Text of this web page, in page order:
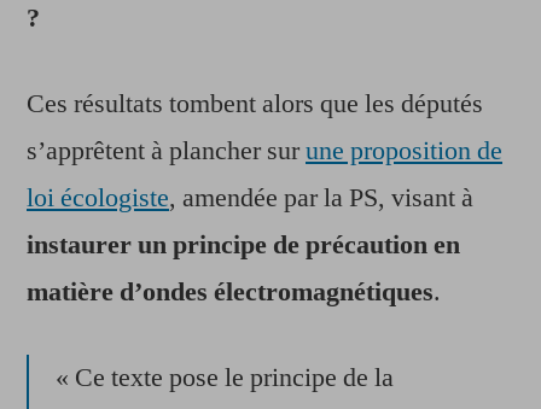
?
Ces résultats tombent alors que les députés
s’apprêtent à plancher surune proposition de
loi écologiste, amendée par la PS, visant à
instaurer un principe de précaution en
matière d’ondes électromagnétiques.
« Ce texte pose le principe de la